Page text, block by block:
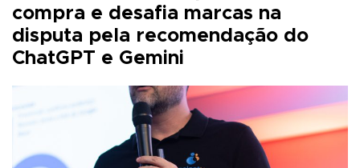
compra e desafia marcas na
disputa pela recomendação do
ChatGPT e Gemini